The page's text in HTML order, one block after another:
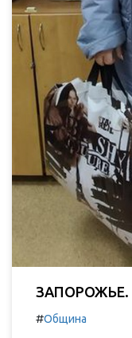
ЗАПОРОЖЬЕ.
#Община